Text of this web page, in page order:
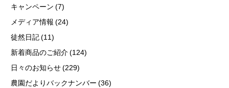
キャンペーン (7)
メディア情報 (24)
徒然日記 (11)
新着商品のご紹介 (124)
日々のお知らせ (229)
農園だよりバックナンバー (36)